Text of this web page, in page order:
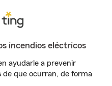
incendios eléctricos
ayudarle a prevenir
de que ocurran, de forma